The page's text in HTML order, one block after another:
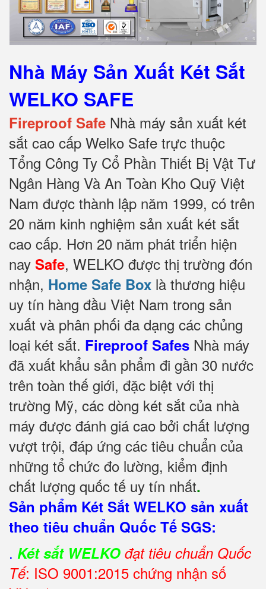
Nhà Máy Sản Xuất Két Sắt
WELKO SAFE
Fireproof Safe Nhà máy sản xuất két
sắt cao cấp Welko Safe trực thuộc
Tổng Công Ty Cổ Phần Thiết Bị Vật Tư
Ngân Hàng Và An Toàn Kho Quỹ Việt
Nam được thành lập năm 1999, có trên
20 năm kinh nghiệm sản xuất két sắt
cao cấp. Hơn 20 năm phát triển hiện
nay Safe, WELKO được thị trường đón
nhận, Home Safe Box là thương hiệu
uy tín hàng đầu Việt Nam trong sản
xuất và phân phối đa dạng các chủng
loại két sắt. Fireproof Safes Nhà máy
đã xuất khẩu sản phẩm đi gần 30 nước
trên toàn thế giới, đặc biệt với thị
trường Mỹ, các dòng két sắt của nhà
máy được đánh giá cao bởi chất lượng
vượt trội, đáp ứng các tiêu chuẩn của
những tổ chức đo lường, kiểm định
chất lượng quốc tế uy tín nhất.
Sản phẩm Két Sắt WELKO sản xuất
theo tiêu chuẩn Quốc Tế SGS:
. Két sắt WELKO đạt tiêu chuẩn Quốc
Tế: ISO 9001:2015 chứng nhận số